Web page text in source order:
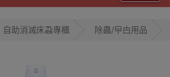
自助消滅床蝨專櫃 除蟲/曱甴用品